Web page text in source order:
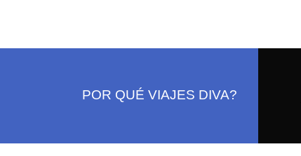
POR QUÉ VIAJES DIVA?